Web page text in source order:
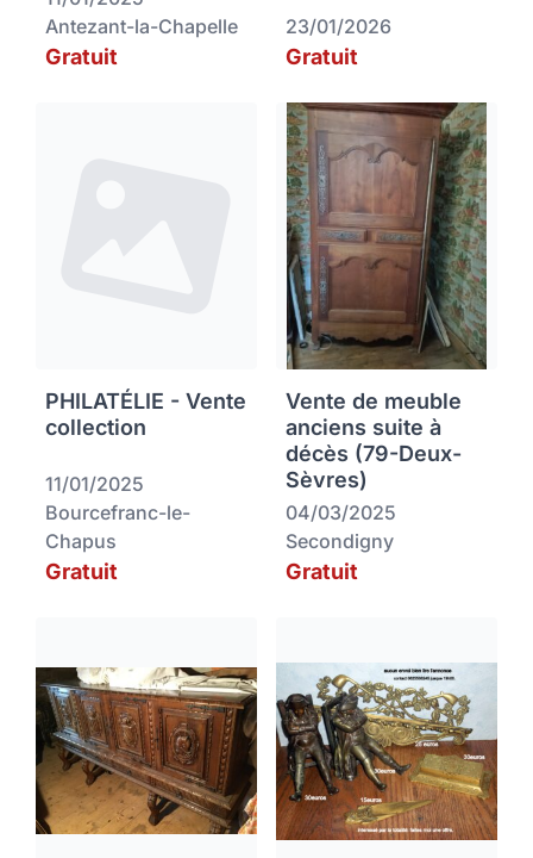
Antezant-la-Chapelle
Gratuit
23/01/2026
Gratuit
PHILATÉLIE - Vente
collection
11/01/2025
Bourcefranc-le-
Chapus
Gratuit
Vente de meuble
anciens suite à
décès (79-Deux-
Sèvres)
04/03/2025
Secondigny
Gratuit